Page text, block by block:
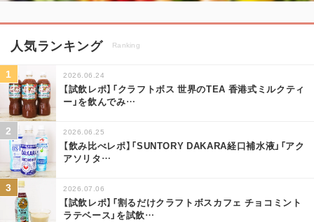
人気ランキング Ranking
2026.06.24
【試飲レポ】「クラフトボス 世界のTEA 香港式ミルクティ
ー」を飲んでみ…
2026.06.25
【飲み比べレポ】「SUNTORY DAKARA経口補水液」「アク
アソリタ…
2026.07.06
【試飲レポ】「割るだけクラフトボスカフェ チョコミント
ラテベース」を試飲…